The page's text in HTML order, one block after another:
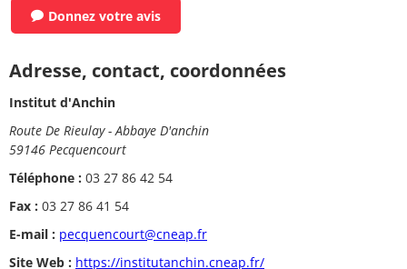
Donnez votre avis
Adresse, contact, coordonnées
Institut d'Anchin
Route De Rieulay - Abbaye D'anchin
59146 Pecquencourt
Téléphone : 03 27 86 42 54
Fax : 03 27 86 41 54
E-mail : pecquencourt@cneap.fr
Site Web : https://institutanchin.cneap.fr/